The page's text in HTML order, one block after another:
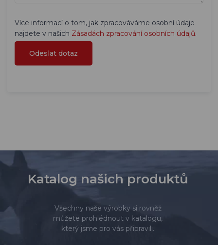
Více informací o tom, jak zpracováváme osobní údaje
najdete v našich Zásadách zpracování osobních údajů.
Katalog našich produktů
Všechny naše výrobky si rovněž
můžete prohlédnout v katalogu,
který jsme pro vás připravili.